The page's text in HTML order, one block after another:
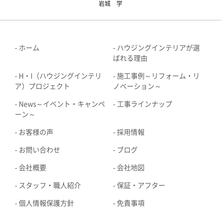
岩城 学
ホーム
ハウジングインテリアが選
ばれる理由
H・I（ハウジングインテリ
ア）プロジェクト
施工事例～リフォーム・リ
ノベーション～
News～イベント・キャンペ
ーン～
工事ラインナップ
お客様の声 採用情報
お問い合わせ ブログ
会社概要 会社地図
スタッフ・職人紹介 保証・アフター
個人情報保護方針 免責事項